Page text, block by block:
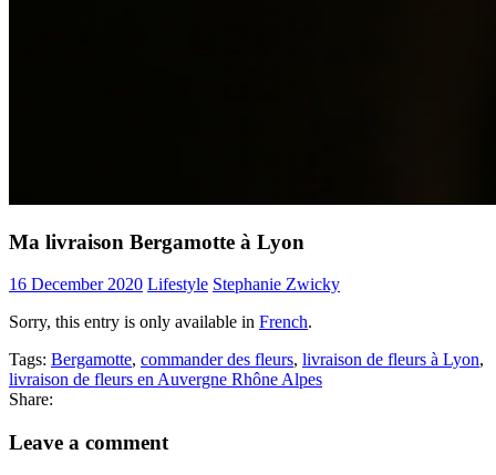
Ma livraison Bergamotte à Lyon
16 December 2020 Lifestyle Stephanie Zwicky
Sorry, this entry is only available in French.
Tags: Bergamotte, commander des fleurs, livraison de fleurs à Lyon,
livraison de fleurs en Auvergne Rhône Alpes
Share:
Leave a comment